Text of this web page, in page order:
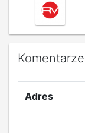
Komentarze
Adres